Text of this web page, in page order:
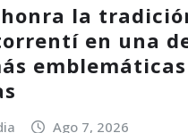
honra la
en una
Ago 7, 2026